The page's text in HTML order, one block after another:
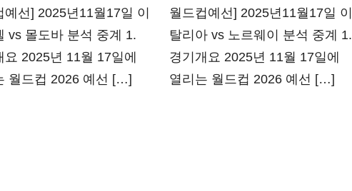
예선] 2025년11월17일 이
vs 몰도바 분석 중계 1.
요 2025년 11월 17일에
월드컵 2026 예선 […]
월드컵예선] 2025년11월17일 이
탈리아 vs 노르웨이 분석 중계 1.
경기개요 2025년 11월 17일에
열리는 월드컵 2026 예선 […]